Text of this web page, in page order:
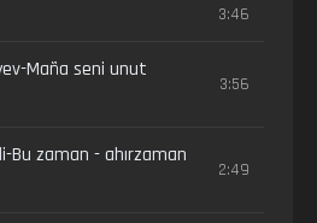
3:46
Maña seni unut
3:56
Bu zaman - ahırzaman
2:49